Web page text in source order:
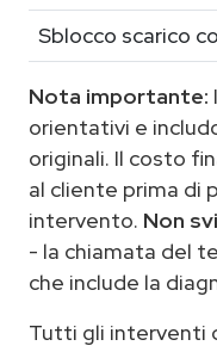
Sblocco scarico
Nota importante:
orientativi e
originali. Il costo
al cliente prima di
intervento. Non
- la chiamata del
che include la
Tutti gli interventi